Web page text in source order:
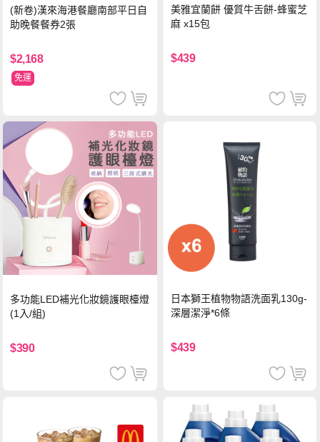
(新卷)漢來海港餐廳南部平日自
助晚餐餐券2張
$2,168
免運
美雅宜蘭餅 優質牛舌餅-蜂蜜芝
麻 x15包
$439
多功能LED補光化妝鏡護眼檯燈
(1入/組)
$390
日本獅王植物物語洗面乳130g-
深層潔淨*6條
$439